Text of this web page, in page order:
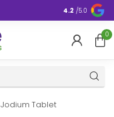
4.2 /5.0
0
Jodium Tablet